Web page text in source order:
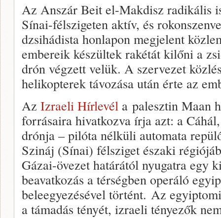
Az Anszár Beit el-Makdisz radikális
Sínai-félszigeten aktív, és
dzsihádista honlapon megjelent
embereik készültek rakétát kilőni a
drón végzett velük. A szervezet
helikopterek távozása után érte az
Az Izraeli Hírlevél a palesztin Maan
forrásaira hivatkozva írja azt: a
drónja – pilóta nélküli automata
Szináj (Sínai) félsziget északi
Gázai-övezet határától nyugatra egy
beavatkozás a térségben operáló
beleegyezésével történt. Az
a támadás tényét, izraeli tényezők